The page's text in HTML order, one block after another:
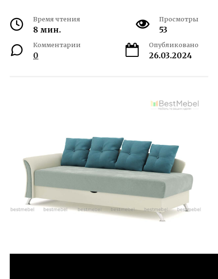
Время чтения
8 мин.
Просмотры
53
Комментарии
0
Опубликовано
26.03.2024